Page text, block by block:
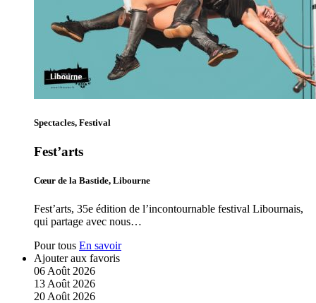
Spectacles, Festival
Fest’arts
Cœur de la Bastide, Libourne
Fest’arts, 35e édition de l’incontournable festival Libournais,
qui partage avec nous…
Pour tous En savoir
Ajouter aux favoris
06 Août 2026
13 Août 2026
20 Août 2026